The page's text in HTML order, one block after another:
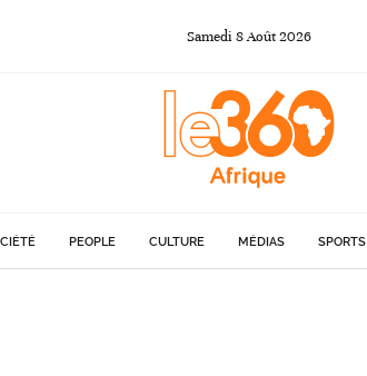
Samedi 8Août2026
PEOPLE CULTURE MÉDIAS SPORTS